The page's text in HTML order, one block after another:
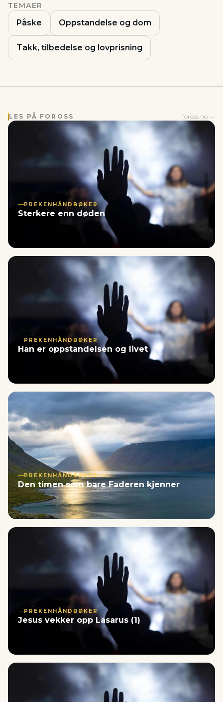
TEMAER
Påske Oppstandelse og dom
Takk, tilbedelse og lovprisning
LES PÅ FOROSS foross.no →
PREKENHÅNDBØKER
Sterkere enn døden
PREKENHÅNDBØKER
Han er oppstandelsen og livet
PREKENHÅNDBØKER
Den timen som bare Faderen kjenner
PREKENHÅNDBØKER
Jesus vekker opp Lasarus (1)